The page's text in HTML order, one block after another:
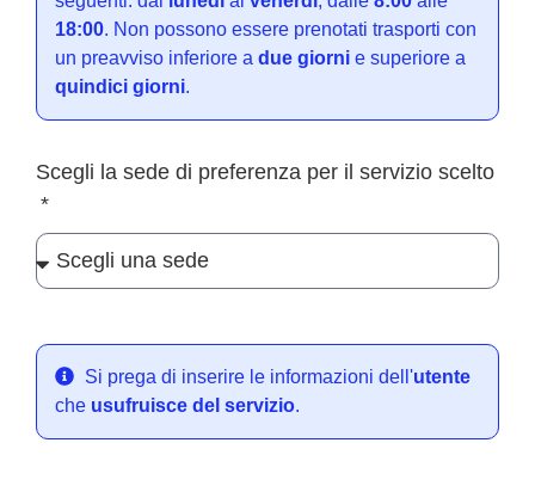
18:00. Non possono essere prenotati trasporti con
un preavviso inferiore a due giorni e superiore a
quindici giorni.
Scegli la sede di preferenza per il servizio scelto
Si prega di inserire le informazioni dell'utente
che usufruisce del servizio.